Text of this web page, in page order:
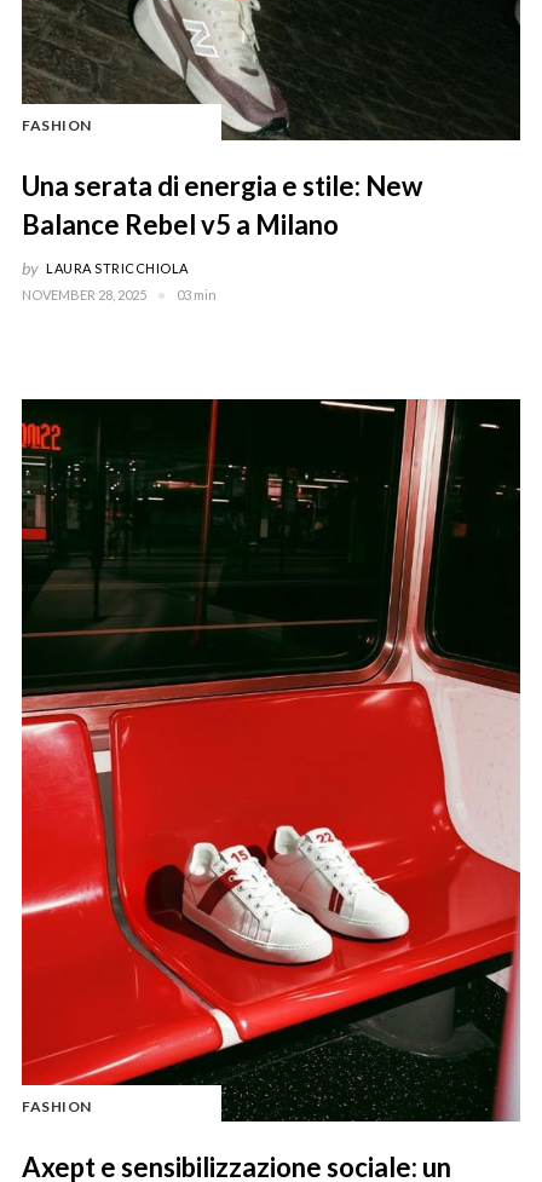
FASHION
Una serata di energia e stile: New
Balance Rebel v5 a Milano
by LAURA STRICCHIOLA
NOVEMBER 28, 2025
03 min
FASHION
Axept e sensibilizzazione sociale: un